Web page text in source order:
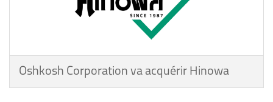
Oshkosh Corporation va acquérir Hinowa